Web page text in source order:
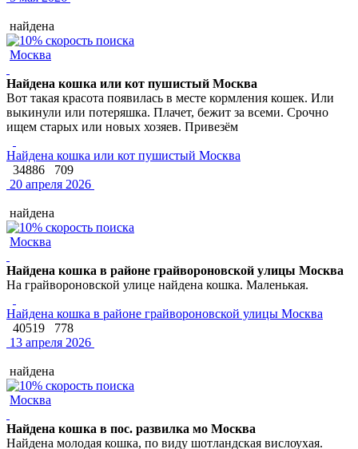
найдена
Москва
Найдена кошка или кот пушистый Москва
Вот такая красота появилась в месте кормления кошек. Или
выкинули или потеряшка. Плачет, бежит за всеми. Срочно
ищем старых или новых хозяев. Привезём
Найдена кошка или кот пушистый Москва
34886
709
20 апреля 2026
найдена
Москва
Найдена кошка в районе грайвороновской улицы Москва
На грайвороновской улице найдена кошка. Маленькая.
Найдена кошка в районе грайвороновской улицы Москва
40519
778
13 апреля 2026
найдена
Москва
Найдена кошка в пос. развилка мо Москва
Найдена молодая кошка, по виду шотландская вислоухая.